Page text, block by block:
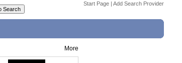
Start Page | Add Search Provider
More